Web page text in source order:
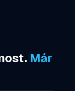
Már